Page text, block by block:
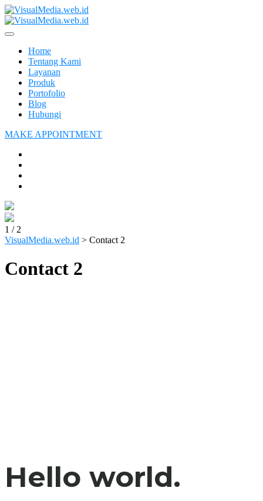
Home
Tentang Kami
Layanan
Produk
Portofolio
Blog
Hubungi
MAKE APPOINTMENT
1 / 2
VisualMedia.web.id > Contact 2
Contact 2
Hello world.